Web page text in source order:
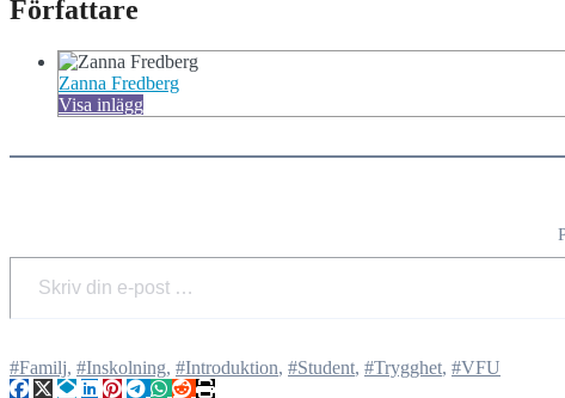
Författare
Zanna Fredberg
Visa inlägg
Skriv din e-post …
#Familj, #Inskolning, #Introduktion, #Student, #Trygghet, #VFU